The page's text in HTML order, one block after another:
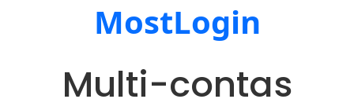
MostLogin
Multi-contas